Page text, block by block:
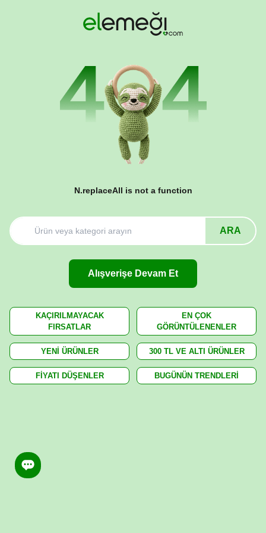
N.replaceAll is not a function
ARA
Alışverişe Devam Et
KAÇIRILMAYACAK
FIRSATLAR
EN ÇOK
GÖRÜNTÜLENENLER
YENİ ÜRÜNLER 300 TL VE ALTI ÜRÜNLER
FİYATI DÜŞENLER BUGÜNÜN TRENDLERİ